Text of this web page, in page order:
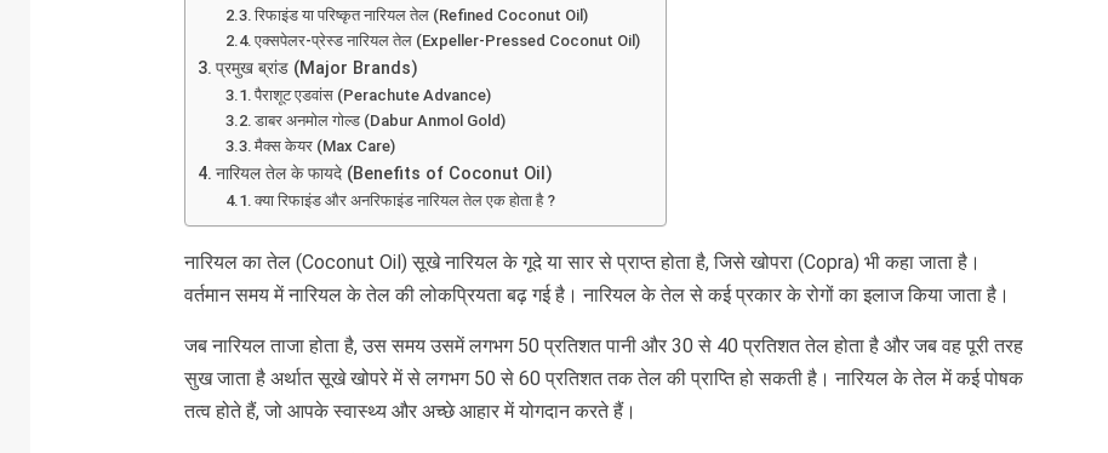
रिफाइंड या परिष्कृत नारियल तेल (Refined Coconut Oil)
एक्सपेलर-प्रेस्ड नारियल तेल (Expeller-Pressed Coconut Oil)
प्रमुख ब्रांड (Major Brands)
पैराशूट एडवांस (Perachute Advance)
डाबर अनमोल गोल्ड (Dabur Anmol Gold)
मैक्स केयर (Max Care)
नारियल तेल के फायदे (Benefits of Coconut Oil)
क्या रिफाइंड और अनरिफाइंड नारियल तेल एक होता है ?
नारियल का तेल (Coconut Oil) सूखे नारियल के गूदे या सार से प्राप्त होता है, जिसे खोपरा (Copra) भी कहा जाता है।
वर्तमान समय में नारियल के तेल की लोकप्रियता बढ़ गई है। नारियल के तेल से कई प्रकार के रोगों का इलाज किया जाता है।
जब नारियल ताजा होता है, उस समय उसमें लगभग 50 प्रतिशत पानी और 30 से 40 प्रतिशत तेल होता है और जब वह पूरी तरह
सुख जाता है अर्थात सूखे खोपरे में से लगभग 50 से 60 प्रतिशत तक तेल की प्राप्ति हो सकती है। नारियल के तेल में कई पोषक
तत्व होते हैं, जो आपके स्वास्थ्य और अच्छे आहार में योगदान करते हैं।